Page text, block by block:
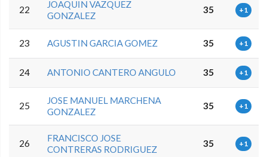
22
JOAQUIN VAZQUEZ
GONZALEZ
35 +1
23 AGUSTIN GARCIA GOMEZ 35 +1
24 ANTONIO CANTERO ANGULO 35 +1
25
JOSE MANUEL MARCHENA
GONZALEZ
35 +1
26
FRANCISCO JOSE
CONTRERAS RODRIGUEZ
35 +1